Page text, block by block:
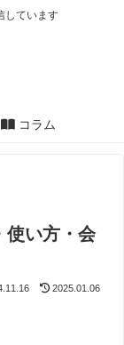
しています
コラム
使い方・会
2025.01.06